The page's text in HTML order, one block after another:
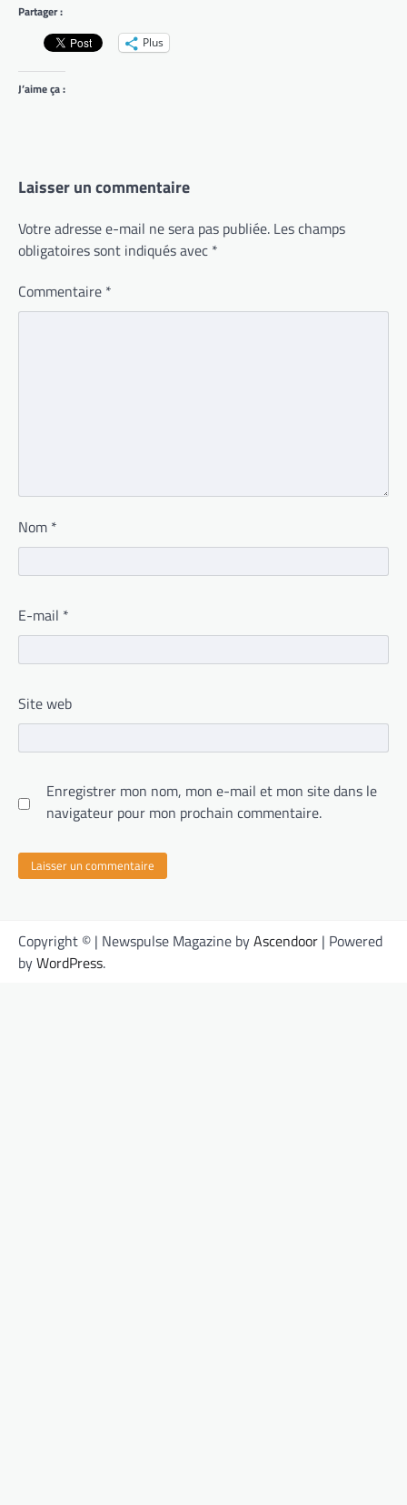
Partager :
Plus
J’aime ça :
Laisser un commentaire
Votre adresse e-mail ne sera pas publiée. Les champs
obligatoires sont indiqués avec *
Commentaire *
Nom *
E-mail *
Site web
Enregistrer mon nom, mon e-mail et mon site dans le
navigateur pour mon prochain commentaire.
Copyright © | Newspulse Magazine byAscendoor | Powered
byWordPress.